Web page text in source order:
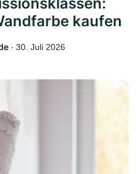
kaufen
‧ 30. Juli 2026